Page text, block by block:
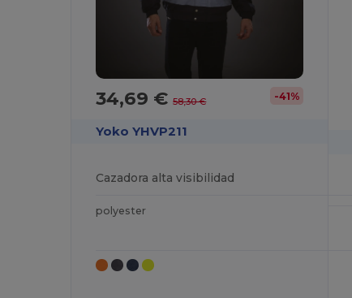
34,69 €58,30 € -41%
Yoko YHVP211
Cazadora alta visibilidad
polyester